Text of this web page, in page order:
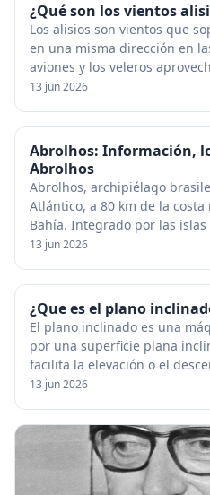
¿Qué son los vientos
Los alisios son vientos que
en una misma dirección en
aviones y los veleros
aumentar su velocidad.
13 jun 2026
Abrolhos: Información,
Abrolhos
Abrolhos, archipiélago
Atlántico, a 80 km de la
Bahía. Integrado por las
Redonda, Sueste y Guariba,
13 jun 2026
¿Que es el plano
El plano inclinado es una
por una superficie plana
facilita la elevación o el
[caption
13 jun 2026